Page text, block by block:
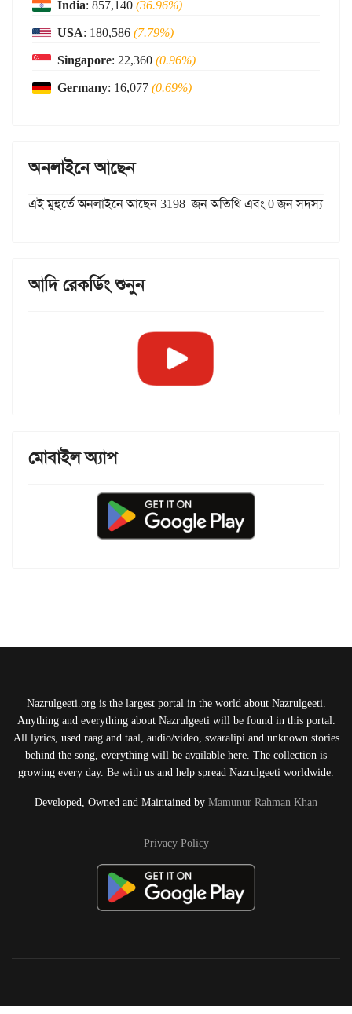
India: 857,140(36.96%)
USA: 180,586(7.79%)
Singapore: 22,360(0.96%)
Germany: 16,077(0.69%)
অনলাইনে আছেন
এই মুহুর্তে অনলাইনে আছেন 3198 জন অতিথি এবং 0 জন সদস্য
আদি রেকর্ডিং শুনুন
মোবাইল অ্যাপ
Nazrulgeeti.org is the largest portal in the world about Nazrulgeeti.
Anything and everything about Nazrulgeeti will be found in this portal.
All lyrics, used raag and taal, audio/video, swaralipi and unknown stories
behind the song, everything will be available here. The collection is
growing every day. Be with us and help spread Nazrulgeeti worldwide.
Developed, Owned and Maintained by Mamunur Rahman Khan
Privacy Policy